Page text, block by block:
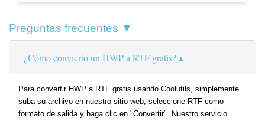
Preguntas frecuentes ▼
¿Cómo convierto un HWP a RTF gratis?
Para convertir HWP a RTF gratis usando Coolutils, simplemente
suba su archivo en nuestro sitio web, seleccione RTF como
formato de salida y haga clic en "Convertir". Nuestro servicio